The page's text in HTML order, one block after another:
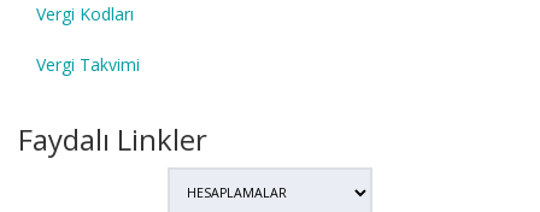
Vergi Kodları
Vergi Takvimi
Faydalı Linkler